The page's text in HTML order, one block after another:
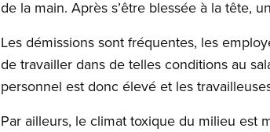
de la main. Après s’être blessée à la tête,
Les démissions sont fréquentes, les
de travailler dans de telles conditions au
personnel est donc élevé et les
Par ailleurs, le climat toxique du milieu est